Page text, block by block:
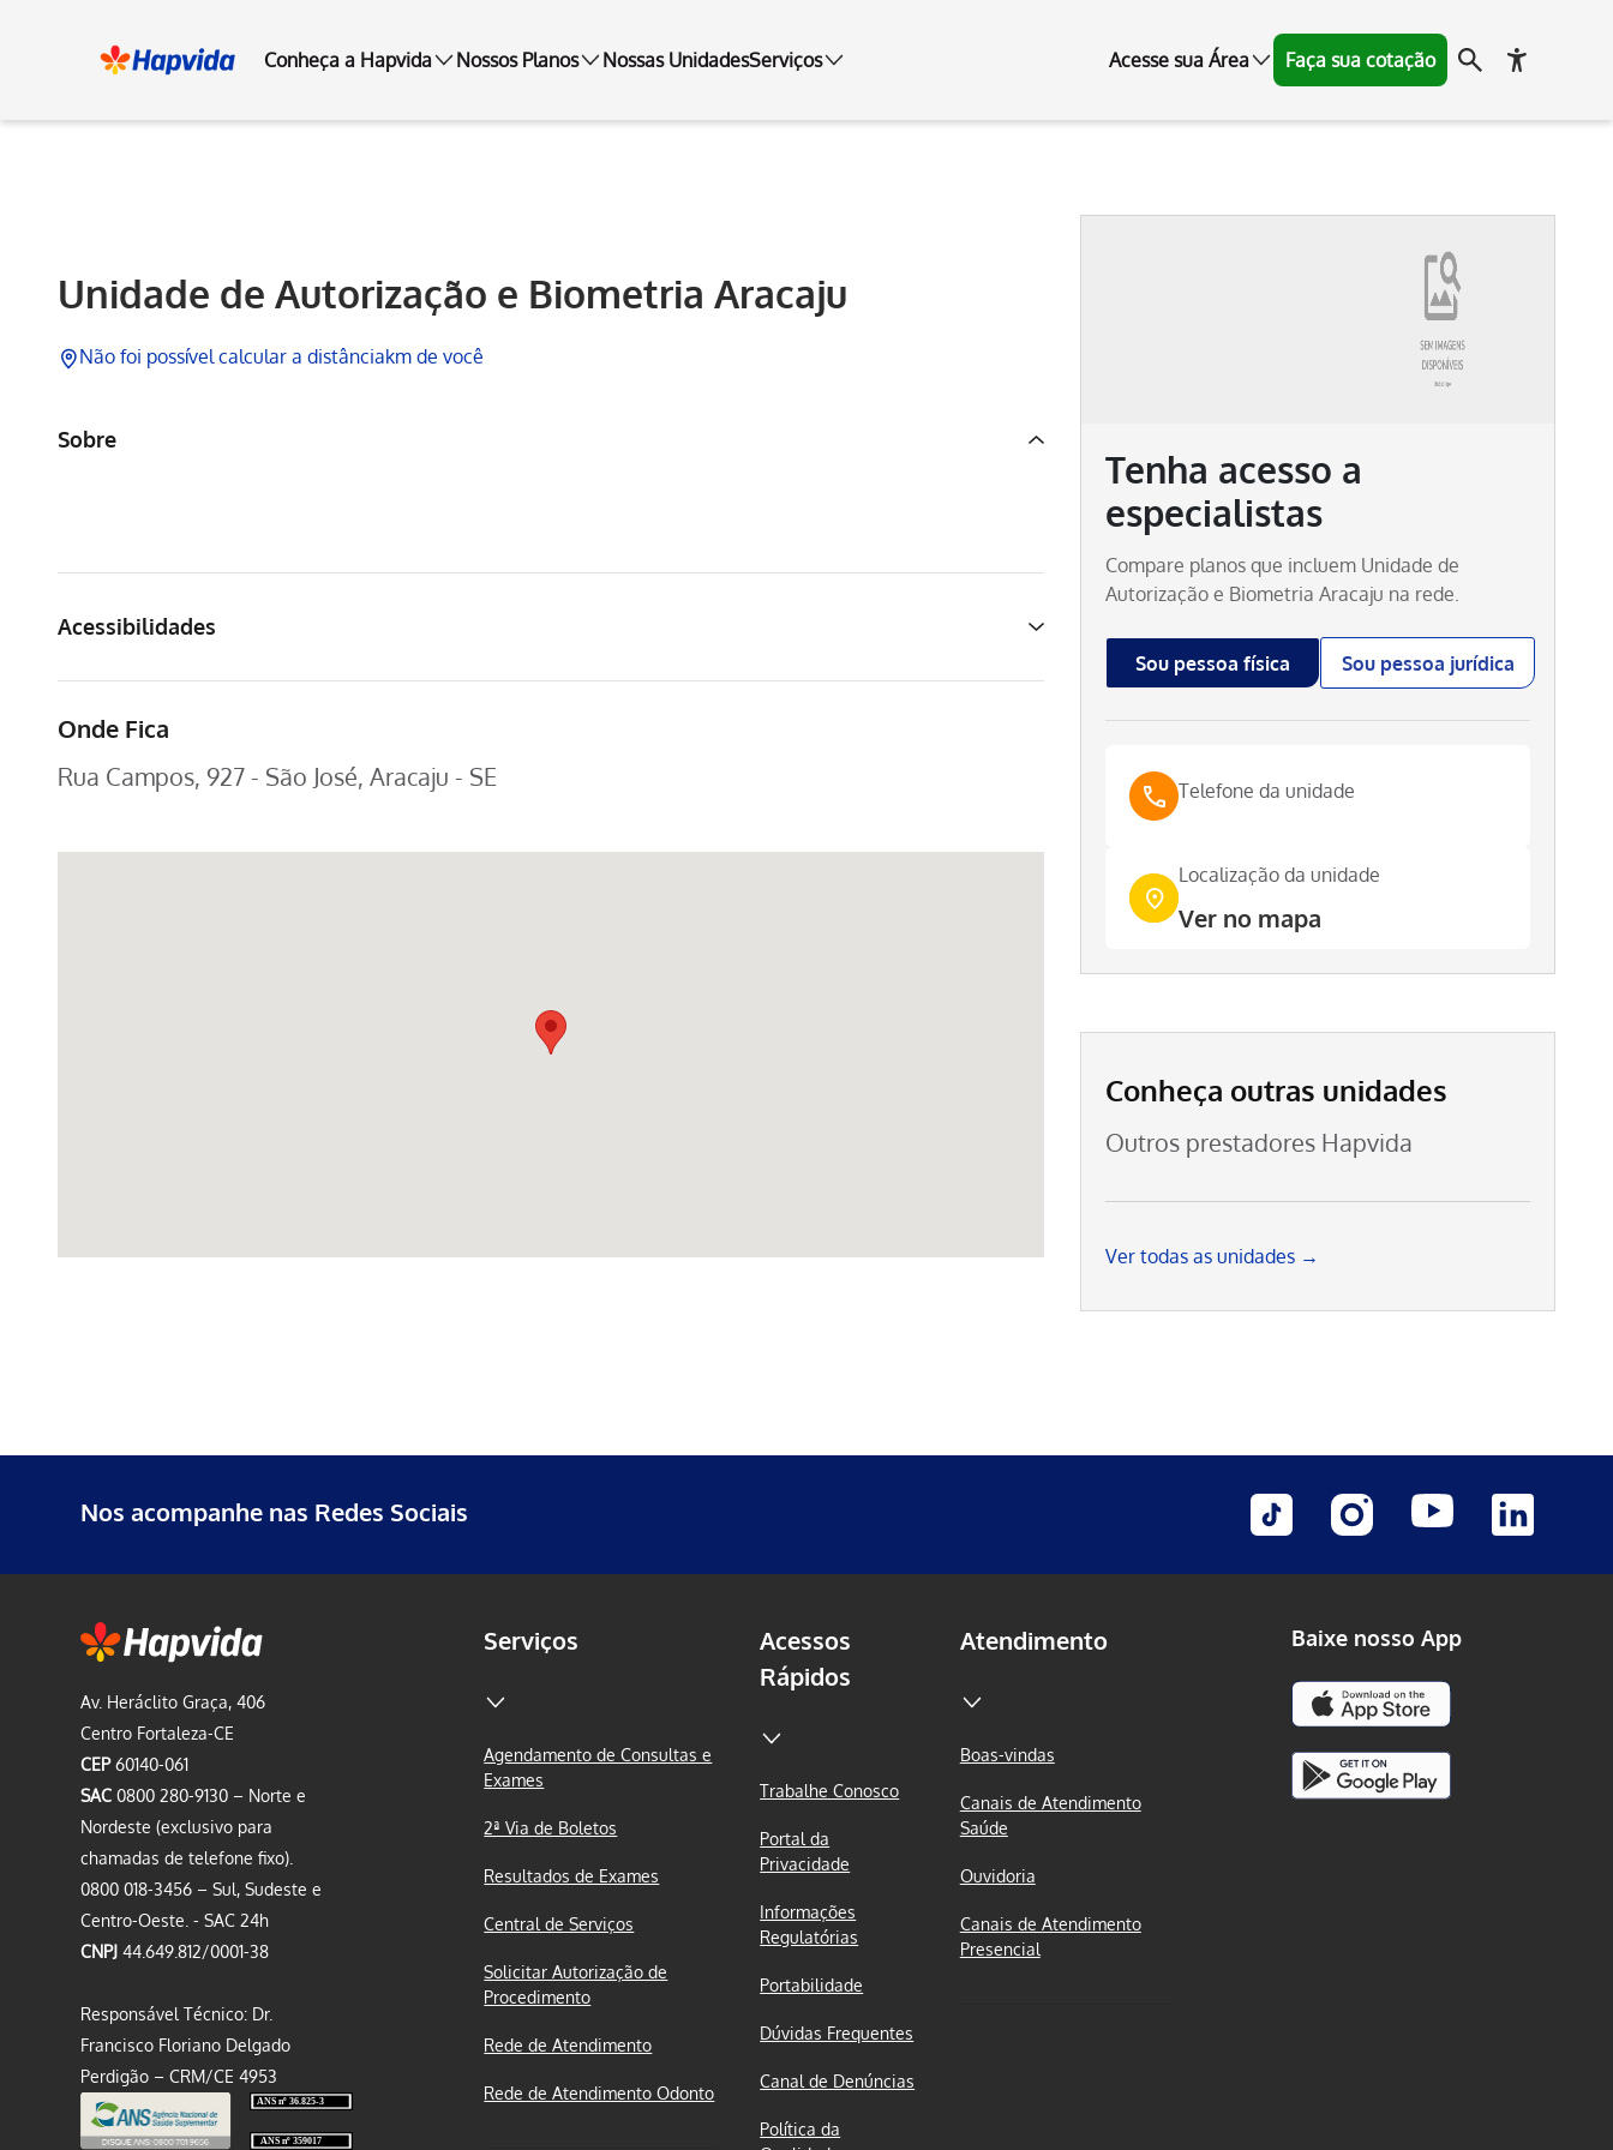
Conheça a Hapvida Nossos Planos Nossas UnidadesServiços Acesse sua Área Faça sua cotação
Unidade de Autorização e Biometria Aracaju
Não foi possível calcular a distânciakm de você
Sobre
Acessibilidades
Onde Fica
Rua Campos, 927 - São José, Aracaju - SE
Tenha acesso a
especialistas
Compare planos que incluem Unidade de
Autorização e Biometria Aracaju na rede.
Sou pessoa física Sou pessoa jurídica
Telefone da unidade
Localização da unidade
Ver no mapa
Conheça outras unidades
Outros prestadores Hapvida
Ver todas as unidades →
Nos acompanhe nas Redes Sociais
Av. Heráclito Graça, 406
Centro Fortaleza-CE
CEP60140-061
SAC0800 280-9130 – Norte e
Nordeste (exclusivo para
chamadas de telefone fixo).
0800 018-3456 – Sul, Sudeste e
Centro-Oeste. - SAC 24h
CNPJ44.649.812/0001-38
Responsável Técnico: Dr.
Francisco Floriano Delgado
Perdigão – CRM/CE 4953
Serviços
Agendamento de Consultas e
Exames
2ª Via de Boletos
Resultados de Exames
Central de Serviços
Solicitar Autorização de
Procedimento
Rede de Atendimento
Rede de Atendimento Odonto
Acessos
Rápidos
Trabalhe Conosco
Portal da
Privacidade
Informações
Regulatórias
Portabilidade
Dúvidas Frequentes
Canal de Denúncias
Política da
Atendimento
Boas-vindas
Canais de Atendimento
Saúde
Ouvidoria
Canais de Atendimento
Presencial
Baixe nosso App